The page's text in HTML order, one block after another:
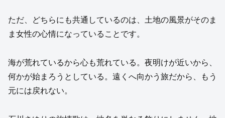
ただ、どちらにも共通しているのは、土地の風景がそのま
ま女性の心情になっていることです。
海が荒れているから心も荒れている。夜明けが近いから、
何かが始まろうとしている。遠くへ向かう旅だから、もう
元には戻れない。